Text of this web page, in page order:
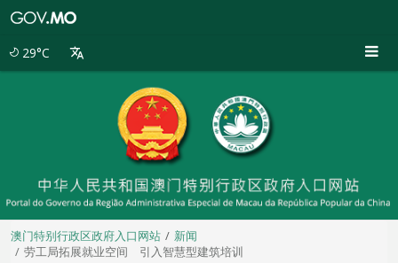
29°C
澳门特别行政区政府入口网站
新闻
劳工局拓展就业空间 引入智慧型建筑培训